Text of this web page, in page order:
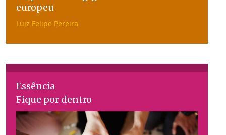
europeu
Luiz Felipe Pereira
Essência
Fique por dentro